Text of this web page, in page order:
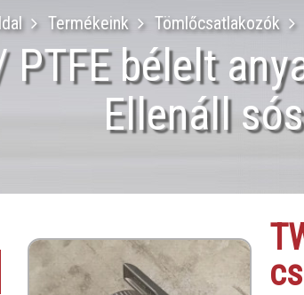
Termékeink Tömlőcsatlakozók
PTFE bélelt
Ellenáll